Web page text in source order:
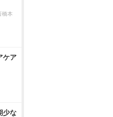
橋本
ケア
少な